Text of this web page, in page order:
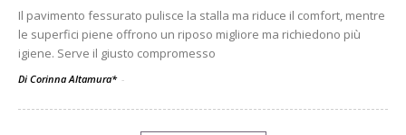
Il pavimento fessurato pulisce la stalla ma riduce il comfort, mentre
le superfici piene offrono un riposo migliore ma richiedono più
igiene. Serve il giusto compromesso
Di Corinna Altamura* -